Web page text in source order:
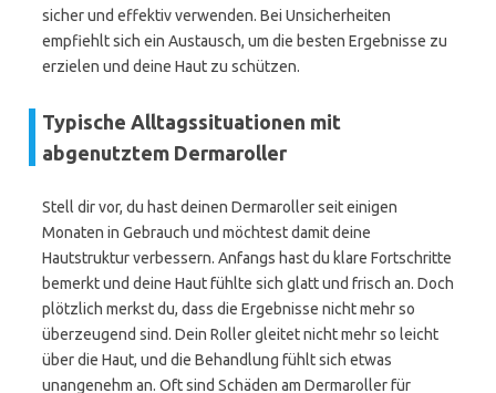
sicher und effektiv verwenden. Bei Unsicherheiten
empfiehlt sich ein Austausch, um die besten Ergebnisse zu
erzielen und deine Haut zu schützen.
Typische Alltagssituationen mit
abgenutztem Dermaroller
Stell dir vor, du hast deinen Dermaroller seit einigen
Monaten in Gebrauch und möchtest damit deine
Hautstruktur verbessern. Anfangs hast du klare Fortschritte
bemerkt und deine Haut fühlte sich glatt und frisch an. Doch
plötzlich merkst du, dass die Ergebnisse nicht mehr so
überzeugend sind. Dein Roller gleitet nicht mehr so leicht
über die Haut, und die Behandlung fühlt sich etwas
unangenehm an. Oft sind Schäden am Dermaroller für